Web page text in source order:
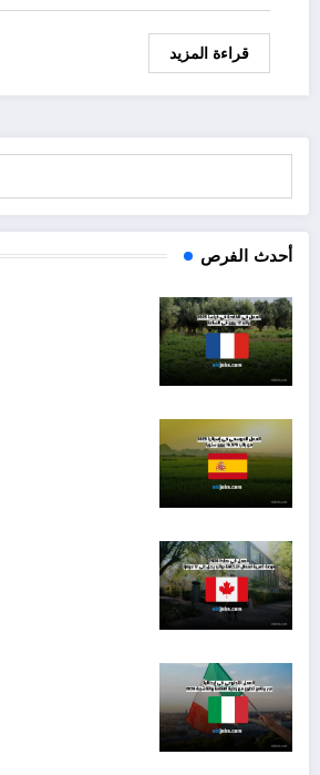
قراءة المزيد
أحدث الفرص